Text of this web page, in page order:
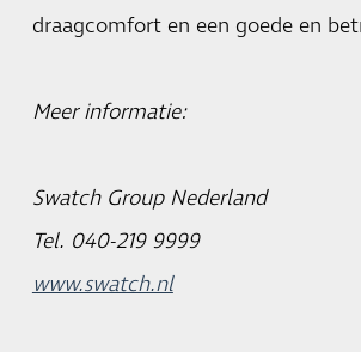
draagcomfort en een goede en
Meer informatie:
Swatch Group Nederland
Tel. 040-219 9999
www.swatch.nl